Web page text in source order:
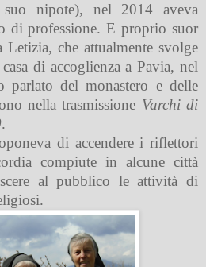
nipote), nel 2014 aveva
di professione. E proprio suor
che attualmente svolge
di accoglienza a Pavia, nel
parlato del monastero e delle
nella trasmissione Varchi di
.
di accendere i riflettori
compiute in alcune città
al pubblico le attività di